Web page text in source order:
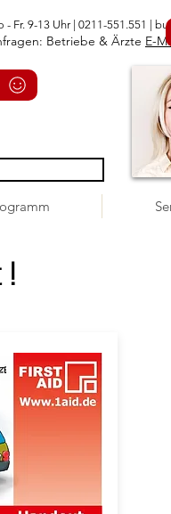
- Fr. 9-13 Uhr | 0211-551.551 |
Betriebe & Ärzte E-